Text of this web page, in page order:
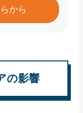
から
の影響